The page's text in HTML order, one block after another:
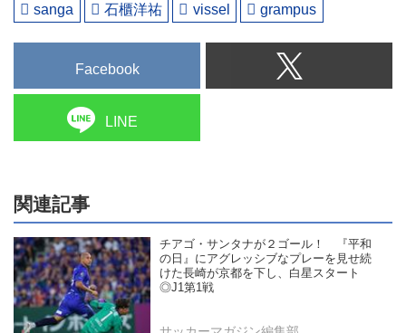
sanga
石櫃洋祐 vissel grampus
Facebook
LINE
関連記事
チアゴ・サンタナが２ゴール！ 『平和
の日』にアグレッシブなプレーを見せ続
けた長崎が京都を下し、白星スタート
◎J1第1戦